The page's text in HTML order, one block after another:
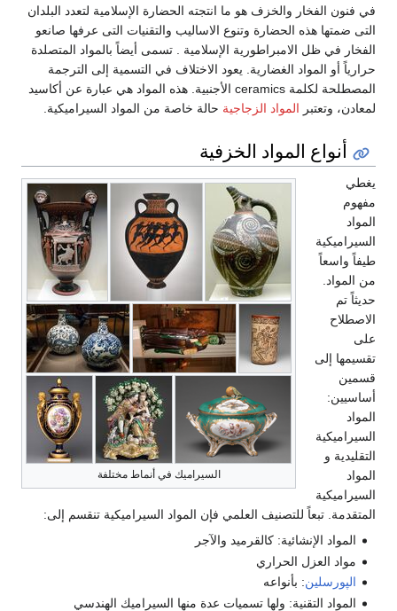
في فنون الفخار والخزف هو ما انتجته الحضارة الإسلامية لتعدد البلدان
التى ضمتها هذه الحضارة وتنوع الاساليب والتقنيات التى عرفها صانعو
الفخار في ظل الامبراطورية الإسلامية . تسمى أيضاً بالمواد المتصلدة
حرارياً أو المواد الغضارية. يعود الاختلاف في التسمية إلى الترجمة
المصطلحة لكلمة ceramics الأجنبية. هذه المواد هي عبارة عن أكاسيد
لمعادن، وتعتبر المواد الزجاجية حالة خاصة من المواد السيراميكية.
أنواع المواد الخزفية
السيراميك في أنماط مختلفة
يغطي
مفهوم
المواد
السيراميكية
طيفاً واسعاً
من المواد.
حديثاً تم
الاصطلاح
على
تقسيمها إلى
قسمين
أساسيين:
المواد
السيراميكية
التقليدية و
المواد
السيراميكية
المتقدمة. تبعاً للتصنيف العلمي فإن المواد السيراميكية تنقسم إلى:
المواد الإنشائية: كالقرميد والآجر
مواد العزل الحراري
الپورسلين: بأنواعه
المواد التقنية: ولها تسميات عدة منها السيراميك الهندسي